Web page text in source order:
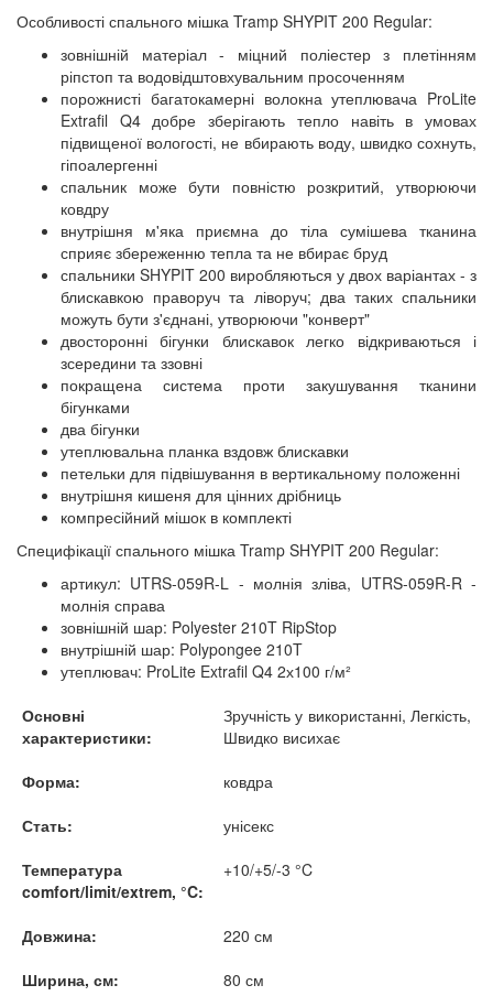
Особливості спального мішка Tramp SHYPIT 200 Regular:
зовнішній матеріал - міцний поліестер з плетінням
ріпстоп та водовідштовхувальним просоченням
порожнисті багатокамерні волокна утеплювача ProLite
Extrafil Q4 добре зберігають тепло навіть в умовах
підвищеної вологості, не вбирають воду, швидко сохнуть,
гіпоалергенні
спальник може бути повністю розкритий, утворюючи
ковдру
внутрішня м'яка приємна до тіла сумішева тканина
сприяє збереженню тепла та не вбирає бруд
спальники SHYPIT 200 виробляються у двох варіантах - з
блискавкою праворуч та ліворуч; два таких спальники
можуть бути з'єднані, утворюючи "конверт"
двосторонні бігунки блискавок легко відкриваються і
зсередини та ззовні
покращена система проти закушування тканини
бігунками
два бігунки
утеплювальна планка вздовж блискавки
петельки для підвішування в вертикальному положенні
внутрішня кишеня для цінних дрібниць
компресійний мішок в комплекті
Специфікації спального мішка Tramp SHYPIT 200 Regular:
артикул: UTRS-059R-L - молнія зліва, UTRS-059R-R -
молнія справа
зовнішній шар: Polyester 210T RipStop
внутрішній шар: Polypongee 210T
утеплювач: ProLite Extrafil Q4 2х100 г/м²
Основні
характеристики:
Зручність у використанні, Легкість,
Швидко висихає
Форма:
ковдра
Стать:
унісекс
Температура
comfort/limit/extrem, °C:
+10/+5/-3 °C
Довжина:
220 см
Ширина, см:
80 см